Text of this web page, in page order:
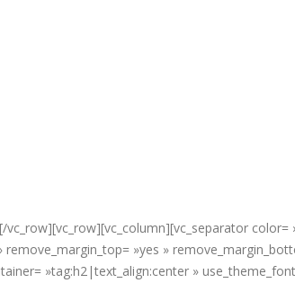
»yes »
»tag:h2|text_align:center »